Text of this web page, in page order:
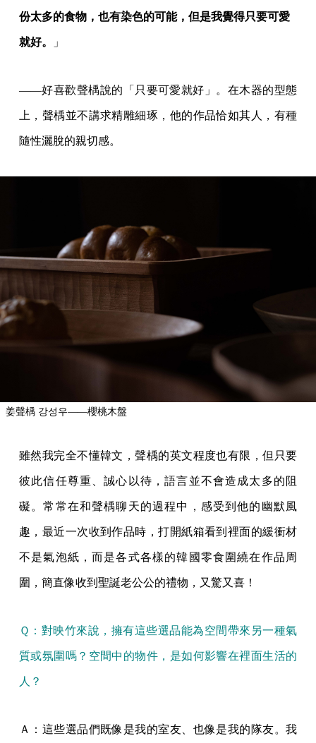
份太多的食物，也有染色的可能，但是我覺得只要可愛
就好。 」
——好喜歡聲楀說的「只要可愛就好」。在木器的型態
上，聲楀並不講求精雕細琢，他的作品恰如其人，有種
隨性灑脫的親切感。
姜聲楀 강성우——櫻桃木盤
雖然我完全不懂韓文，聲楀的英文程度也有限，但只要
彼此信任尊重、誠心以待，語言並不會造成太多的阻
礙。常常在和聲楀聊天的過程中，感受到他的幽默風
趣，最近一次收到作品時，打開紙箱看到裡面的緩衝材
不是氣泡紙，而是各式各樣的韓國零食圍繞在作品周
圍，簡直像收到聖誕老公公的禮物，又驚又喜！
Ｑ：對映竹來說，擁有這些選品能為空間帶來另一種氣
質或氛圍嗎？空間中的物件，是如何影響在裡面生活的
人？
Ａ：這些選品們既像是我的室友、也像是我的隊友。我